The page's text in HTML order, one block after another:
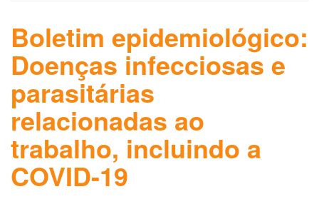
Boletim epidemiológico:
Doenças infecciosas e
parasitárias
relacionadas ao
trabalho, incluindo a
COVID-19